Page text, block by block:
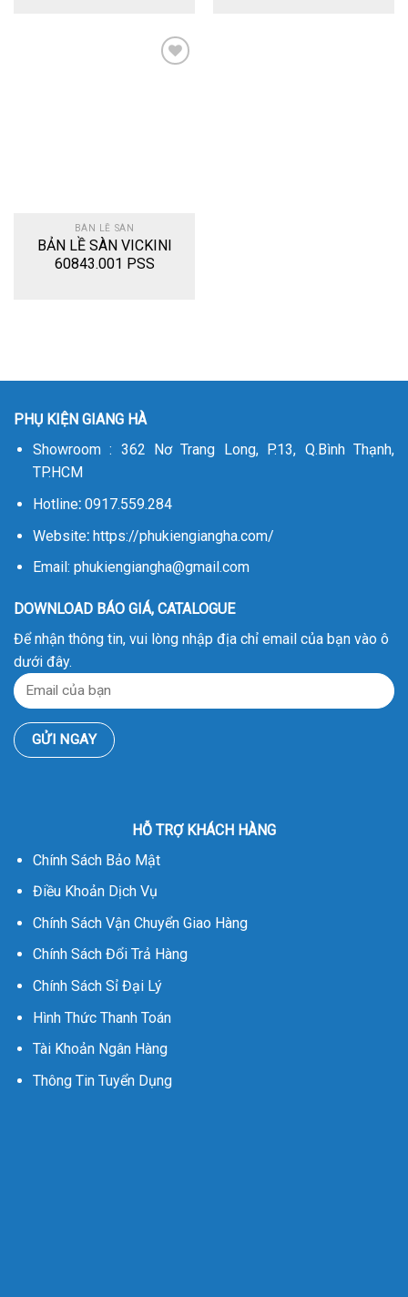
BÀN LỀ SÀN
BẢN LỀ SÀN VICKINI
60843.001 PSS
PHỤ KIỆN GIANG HÀ
Showroom : 362 Nơ Trang Long, P.13, Q.Bình Thạnh,
TP.HCM
Hotline:0917.559.284
Website: https://phukiengiangha.com/
Email: phukiengiangha@gmail.com
DOWNLOAD BÁO GIÁ, CATALOGUE
Để nhận thông tin, vui lòng nhập địa chỉ email của bạn vào ô
dưới đây.
HỖ TRỢ KHÁCH HÀNG
Chính Sách Bảo Mật
Điều Khoản Dịch Vụ
Chính Sách Vận Chuyển Giao Hàng
Chính Sách Đổi Trả Hàng
Chính Sách Sỉ Đại Lý
Hình Thức Thanh Toán
Tài Khoản Ngân Hàng
Thông Tin Tuyển Dụng